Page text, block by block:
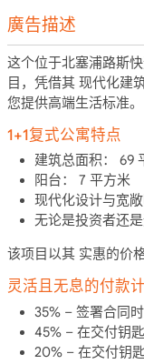
廣告描述
这个位于北塞浦路斯
目，凭借其 现代化建
您提供高端生活标准。
1+1复式公寓特点
建筑总面积：
69
阳台：
7 平方米
现代化设计与宽
无论是投资者还
该项目以其 实惠的价
灵活且无息的付款
35% – 签署合同
45% – 在交付钥
20% – 在交付钥